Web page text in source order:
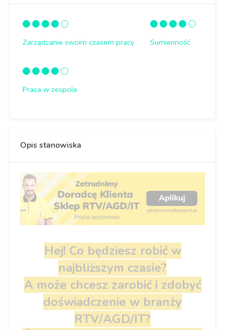
Zarządzanie swoim czasem pracy Sumienność
Praca w zespole
Opis stanowiska
Hej! Co będziesz robić w
najbliższym czasie?
A może chcesz zarobić i zdobyć
doświadczenie w branży
RTV/AGD/IT?